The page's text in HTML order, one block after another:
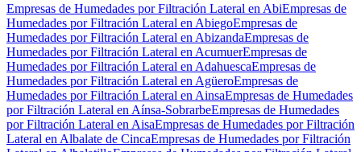
Empresas de Humedades por Filtración Lateral en AbiEmpresas de
Humedades por Filtración Lateral en AbiegoEmpresas de
Humedades por Filtración Lateral en AbizandaEmpresas de
Humedades por Filtración Lateral en AcumuerEmpresas de
Humedades por Filtración Lateral en AdahuescaEmpresas de
Humedades por Filtración Lateral en AgüeroEmpresas de
Humedades por Filtración Lateral en AinsaEmpresas de Humedades
por Filtración Lateral en Aínsa-SobrarbeEmpresas de Humedades
por Filtración Lateral en AisaEmpresas de Humedades por Filtración
Lateral en Albalate de CincaEmpresas de Humedades por Filtración